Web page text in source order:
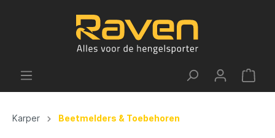
Karper Beetmelders & Toebehoren